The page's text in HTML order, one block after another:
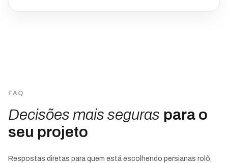
FAQ
Decisões mais seguras para o
seu projeto
Respostas diretas para quem está escolhendo persianas rolô,